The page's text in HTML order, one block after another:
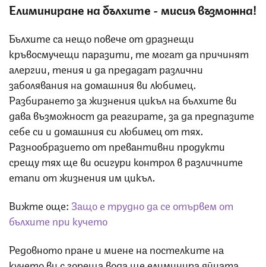
Елиминиране на бълхите - мисия възможна!
Бълхите са нещо повече от дразнещи
кръвосмучещи паразити, те могат да причинят
алергии, тения и да предадат различни
заболявания на домашния ви любимец.
Разбирането за жизнения цикъл на бълхите ви
дава възможност да реагирате, за да предпазите
себе си и домашния си любимец от тях.
Разнообразието от превантивни продукти
срещу тях ще ви осигури контрол в различните
етапи от жизнения им цикъл.
Вижте още: Защо е трудно да се отървем от
бълхите при кучето
Редовното пране и миене на постелките на